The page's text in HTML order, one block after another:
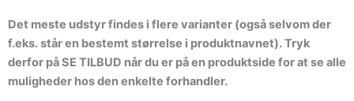
Det meste udstyr findes i flere varianter (også selvom der
f.eks. står en bestemt størrelse i produktnavnet). Tryk
derfor på SE TILBUD når du er på en produktside for at se alle
muligheder hos den enkelte forhandler.